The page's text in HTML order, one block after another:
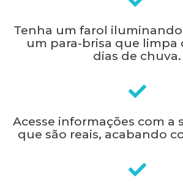
Tenha um farol
um para-brisa que limpa
dias de chuva.
Acesse informações com a
que são reais, acabando